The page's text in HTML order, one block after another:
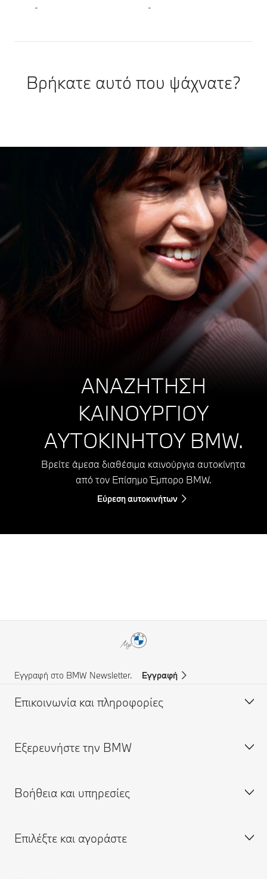
- -
Βρήκατε αυτό που ψάχνατε?
ΑΝΑΖΗΤΗΣΗ
ΚΑΙΝΟΥΡΓΙΟΥ
ΑΥΤΟΚΙΝΗΤΟΥ BMW.
Βρείτε άμεσα διαθέσιμα καινούργια αυτοκίνητα
από τον Επίσημο Έμπορο BMW.
Εύρεση αυτοκινήτων
Εγγραφή στο BMW Newsletter. Εγγραφή
Επικοινωνία και πληροφορίες
Υποστήριξη και Επικοινωνία
Αναζήτηση Επίσημου Εμπόρου BMW
Αίτηση για προσφορά
Eξερευνήστε την BMW
Σχετικά με εμάς
BMW Group
Βοήθεια και υπηρεσίες
Κλείστε ραντεβού για σέρβις
Επιλέξτε και αγοράστε